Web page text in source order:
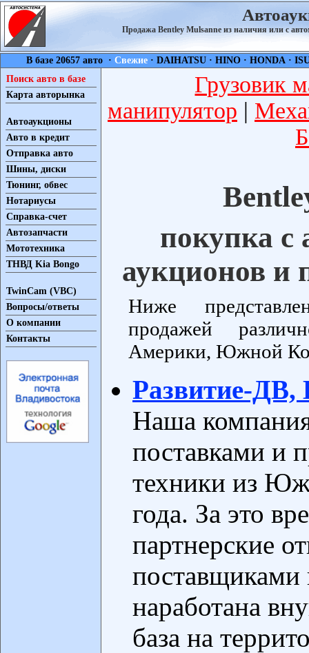
Продажа Bentley Mulsanne из наличия или с
В базе 20657 авто ·Свежие ·DAIHATSU ·HINO ·HONDA ·
Поиск авто в базе
Карта авторынка
Автоаукционы
Авто в кредит
Отправка авто
Шины, диски
Тюнинг, обвес
Нотариусы
Справка-счет
Автозапчасти
Мототехника
ТНВД Kia Bongo
TwinCam (VBC)
Вопросы/ответы
О компании
Контакты
Грузовик
манипулятор |
покупка с
аукционов и
Ниже
продажей
Америки, Южной
Развитие-ДВ,
Наша
поставками и
техники из
года. За это
партнерские
наработана
база на